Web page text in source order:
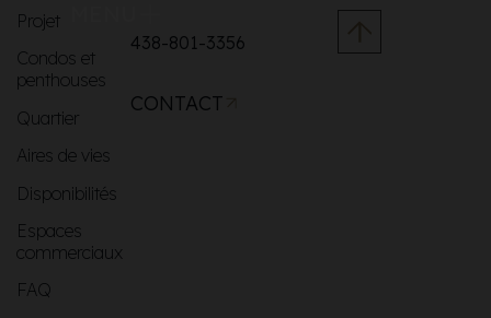
Projet
Condos et
penthouses
Quartier
Aires de vies
Disponibilités
Espaces
commerciaux
FAQ
438-801-3356
CONTACT